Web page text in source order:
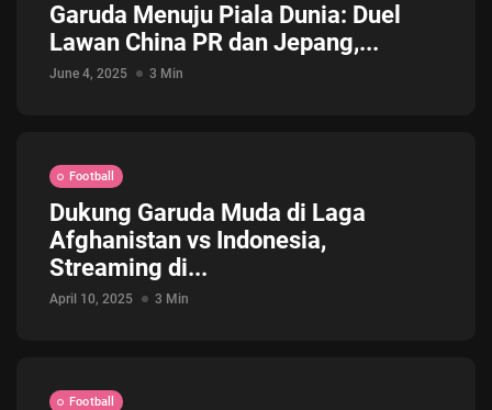
Garuda Menuju Piala Dunia: Duel
Lawan China PR dan Jepang,...
June 4, 2025 3 Min
Football
Dukung Garuda Muda di Laga
Afghanistan vs Indonesia,
Streaming di...
April 10, 2025 3 Min
Football